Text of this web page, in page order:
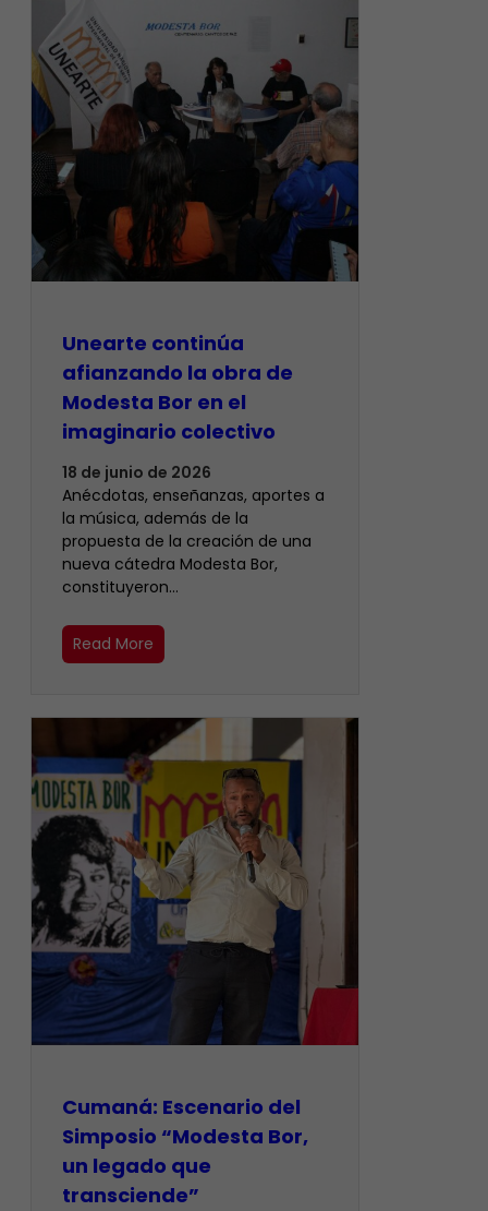
Unearte continúa
afianzando la obra de
Modesta Bor en el
imaginario colectivo
18 de junio de 2026
Anécdotas, enseñanzas, aportes a
la música, además de la
propuesta de la creación de una
nueva cátedra Modesta Bor,
constituyeron…
Read More
Cumaná: Escenario del
Simposio “Modesta Bor,
un legado que
transciende”